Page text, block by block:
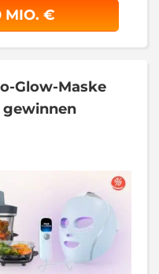
MIO. €
Glow-Maske
gewinnen